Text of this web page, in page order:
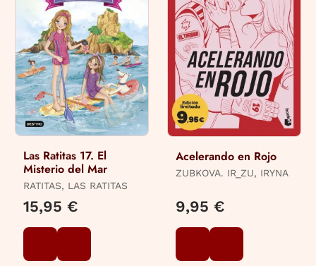
Las Ratitas 17. El
Misterio del Mar
RATITAS, LAS RATITAS
15,95 €
Acelerando en Rojo
ZUBKOVA. IR_ZU, IRYNA
9,95 €